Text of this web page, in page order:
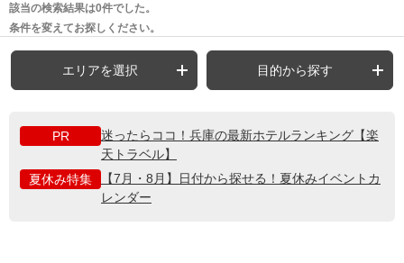
該当の検索結果は0件でした。
条件を変えてお探しください。
エリアを選択 目的から探す
PR
迷ったらココ！兵庫の最新ホテルランキング【楽
天トラベル】
夏休み特集
【7月・8月】日付から探せる！夏休みイベントカ
レンダー